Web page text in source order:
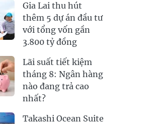
Gia Lai thu hút
thêm 5 dự án đầu tư
với tổng vốn gần
3.800 tỷ đồng
Lãi suất tiết kiệm
tháng 8: Ngân hàng
nào đang trả cao
nhất?
Takashi Ocean Suite